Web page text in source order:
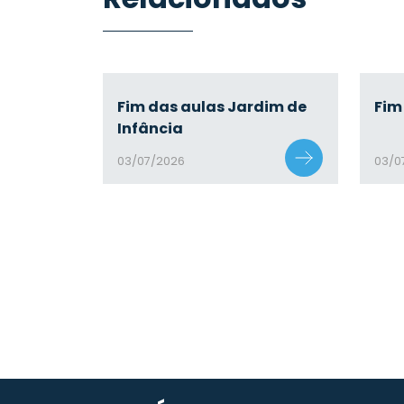
Fim das aulas Jardim de
Infância
03/07/2026 03/